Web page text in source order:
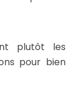
plutôt les
pour bien